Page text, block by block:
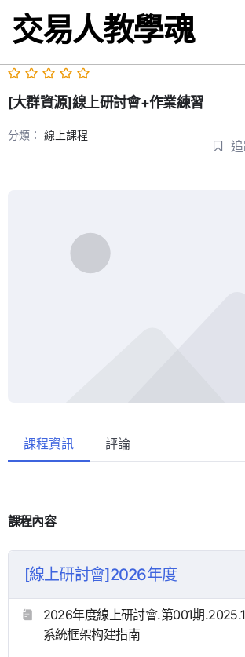
content
交易人教學魂
[大群資源]線上研討會+作業練習
分類： 線上課程
課程資訊 評論
課程內容
[線上研討會]2026年度
2026年度線上研討會.第001期
系統框架构建指南